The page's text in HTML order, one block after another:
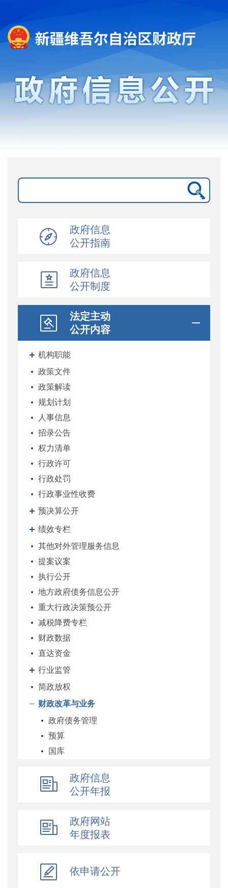
政府信息
公开指南
政府信息
公开制度
法定主动
公开内容
机构职能
政策文件
政策解读
规划计划
人事信息
招录公告
权力清单
行政许可
行政处罚
行政事业性收费
预决算公开
绩效专栏
其他对外管理服务信息
提案议案
执行公开
地方政府债务信息公开
重大行政决策预公开
减税降费专栏
财政数据
直达资金
行业监管
简政放权
财政改革与业务
政府债务管理
预算
国库
科教和文化
农业农村
自然资源和生态环境
乡村振兴
政府信息
公开年报
政府网站
年度报表
依申请公开